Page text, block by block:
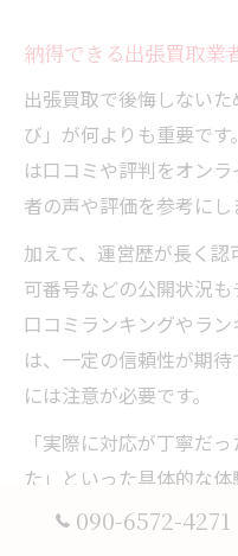
納得できる出張買取業
出張買取で後悔しない
び」が何よりも重要で
は口コミや評判をオン
者の声や評価を参考にし
加えて、運営歴が長く
可番号などの公開状況も
口コミランキングやラ
は、一定の信頼性が期
には注意が必要です。
「実際に対応が丁寧だ
た」といった具体的な
材料になります。初心
090-6572-4271